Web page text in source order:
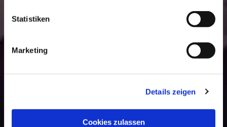
Statistiken
Marketing
Details zeigen
Cookies zulassen